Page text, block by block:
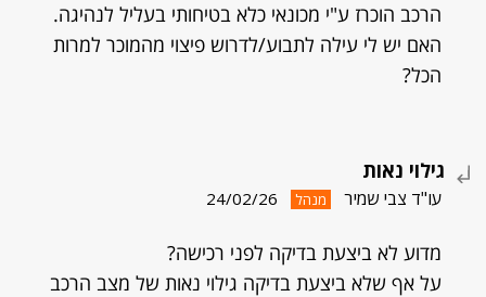
הרכב הוכרז ע"י מכונאי כלא בטיחותי בעליל לנהיגה.
האם יש לי עילה לתבוע/לדרוש פיצוי מהמוכר למרות
הכל?
גילוי נאות
עו"ד צבי שמיר מנהל 24/02/26
מדוע לא ביצעת בדיקה לפני רכישה?
על אף שלא ביצעת בדיקה גילוי נאות של מצב הרכב